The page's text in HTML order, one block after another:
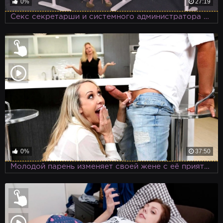
0% 37:50
Молодой парень изменяет своей жене с её приятельницей